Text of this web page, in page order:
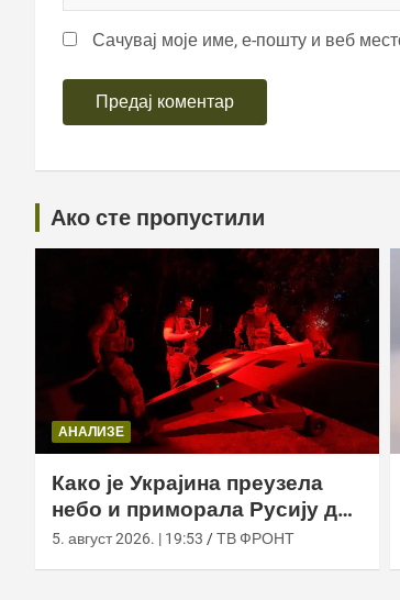
Сачувај моје име, е-пошту и веб
Ако сте пропустили
АНАЛИЗЕ
Како је Украјина преузела
небо и приморала Русију да
мења оружје
5. август 2026. | 19:53 ТВ ФРОНТ